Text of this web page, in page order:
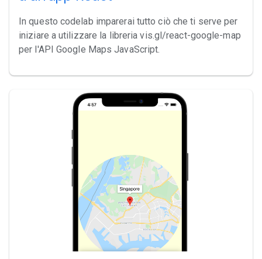
In questo codelab imparerai tutto ciò che ti serve per
iniziare a utilizzare la libreria vis.gl/react-google-map
per l'API Google Maps JavaScript.